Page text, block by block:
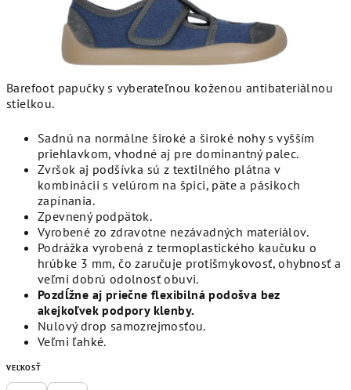
Barefoot papučky s vyberateľnou koženou antibateriálnou
stielkou.
Sadnú na normálne široké a široké nohy s vyšším
priehlavkom, vhodné aj pre dominantný palec.
Zvršok aj podšívka sú z textilného plátna v
kombinácii s velúrom na špici, päte a pásikoch
zapínania.
Zpevnený podpätok.
Vyrobené zo zdravotne nezávadných materiálov.
Podrážka vyrobená z termoplastického kaučuku o
hrúbke 3 mm, čo zaručuje protišmykovosť, ohybnosť a
veľmi dobrú odolnosť obuvi.
Pozdĺžne aj priečne flexibilná podošva bez
akejkoľvek podpory klenby.
Nulový drop samozrejmosťou.
Veľmi ľahké.
VEĽKOSŤ